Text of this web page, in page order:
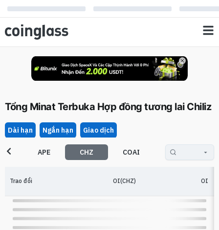
Tổng Minat Terbuka Hợp đồng tương lai Chiliz
Dài hạn Ngắn hạn Giao dịch
APE CHZ COAI GRVT
Trao đổi OI(CHZ) OI